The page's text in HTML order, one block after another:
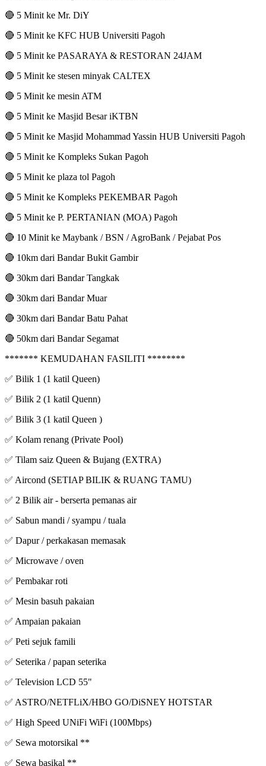
🔴 5 Minit ke Mr. DiY
🔴 5 Minit ke KFC HUB Universiti Pagoh
🔴 5 Minit ke PASARAYA & RESTORAN 24JAM
🔴 5 Minit ke stesen minyak CALTEX
🔴 5 Minit ke mesin ATM
🔴 5 Minit ke Masjid Besar iKTBN
🔴 5 Minit ke Masjid Mohammad Yassin HUB Universiti Pagoh
🔴 5 Minit ke Kompleks Sukan Pagoh
🔴 5 Minit ke plaza tol Pagoh
🔴 5 Minit ke Kompleks PEKEMBAR Pagoh
🔴 5 Minit ke P. PERTANIAN (MOA) Pagoh
🔴 10 Minit ke Maybank / BSN / AgroBank / Pejabat Pos
🔴 10km dari Bandar Bukit Gambir
🔴 30km dari Bandar Tangkak
🔴 30km dari Bandar Muar
🔴 30km dari Bandar Batu Pahat
🔴 50km dari Bandar Segamat
******* KEMUDAHAN FASILITI ********
✅ Bilik 1 (1 katil Queen)
✅ Bilik 2 (1 katil Quenn)
✅ Bilik 3 (1 katil Queen )
✅ Kolam renang (Private Pool)
✅ Tilam saiz Queen & Bujang (EXTRA)
✅ Aircond (SETIAP BILIK & RUANG TAMU)
✅ 2 Bilik air - berserta pemanas air
✅ Sabun mandi / syampu / tuala
✅ Dapur / perkakasan memasak
✅ Microwave / oven
✅ Pembakar roti
✅ Mesin basuh pakaian
✅ Ampaian pakaian
✅ Peti sejuk famili
✅ Seterika / papan seterika
✅ Television LCD 55"
✅ ASTRO/NETFLiX/HBO GO/DiSNEY HOTSTAR
✅ High Speed UNiFi WiFi (100Mbps)
✅ Sewa motorsikal **
✅ Sewa basikal **